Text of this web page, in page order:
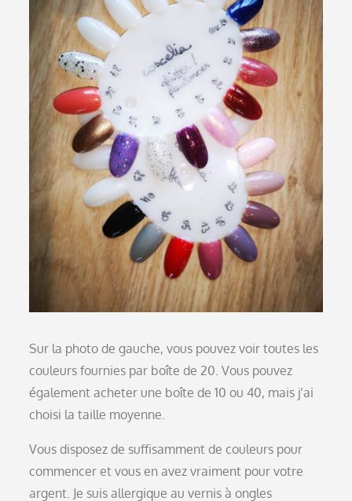
Sur la photo de gauche, vous pouvez voir toutes les
couleurs fournies par boîte de 20. Vous pouvez
également acheter une boîte de 10 ou 40, mais j’ai
choisi la taille moyenne.
Vous disposez de suffisamment de couleurs pour
commencer et vous en avez vraiment pour votre
argent. Je suis allergique au vernis à ongles